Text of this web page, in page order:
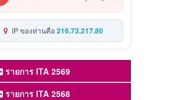
IP ของท่านคือ216.73.217.80
รายการ ITA 2569
รายการ ITA 2568